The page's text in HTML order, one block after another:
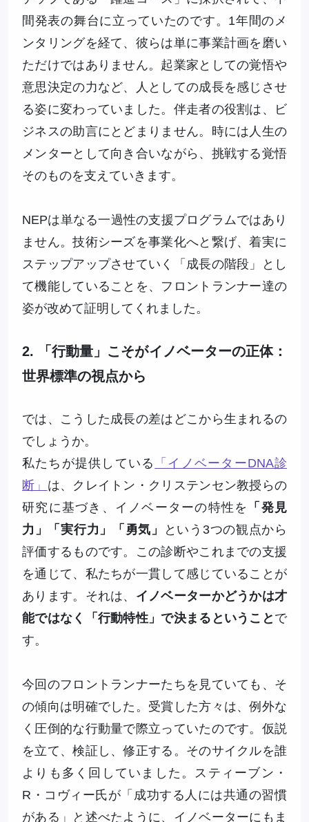
間発表の舞台に立っていたのです。1年間のメ
ンタリングを経て、彼らは単に事業計画を磨い
ただけではありません。起業家としての覚悟や
意思決定の力など、人としての成長を感じさせ
る姿に変わっていました。伴走者の役割は、ビ
ジネスの助言にとどまりません。時には人生の
メンターとして向き合いながら、挑戦する覚悟
そのものを支えていきます。
NEPは単なる一過性の支援プログラムではあり
ません。技術シーズを事業化へと繋げ、着実に
ステップアップさせていく「成長の階段」とし
て機能していることを、フロントランナー達の
姿が改めて証明してくれました。
2. 「行動量」こそがイノベーターの正体：
世界標準の視点から
では、こうした成長の差はどこから生まれるの
でしょうか。
私たちが提供している
「イノベーターDNA診
断」 は、クレイトン・クリステンセン教授らの
研究に基づき、イノベーターの特性を
「発見
力」「実行力」「勇気」
という3つの観点から
評価するものです。この診断やこれまでの支援
を通じて、私たちが一貫して感じていることが
あります。それは、 イノベーターかどうかは才
能ではなく「行動特性」で決まるということ で
す。
今回のフロントランナーたちを見ていても、そ
の傾向は明確でした。受賞した方々は、例外な
く圧倒的な行動量で際立っていたのです。仮説
を立て、検証し、修正する。そのサイクルを誰
よりも多く回していました。スティーブン・
R・コヴィー氏が「成功する人には共通の習慣
がある」と述べたように、イノベーターにもま